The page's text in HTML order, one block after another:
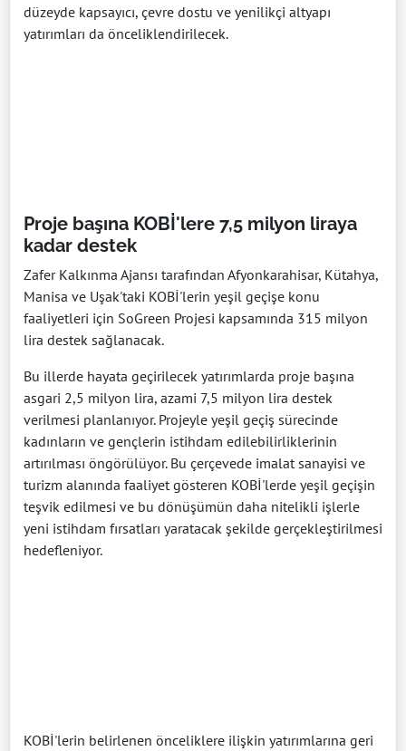
düzeyde kapsayıcı, çevre dostu ve yenilikçi altyapı
yatırımları da önceliklendirilecek.
Proje başına KOBİ'lere 7,5 milyon liraya
kadar destek
Zafer Kalkınma Ajansı tarafından Afyonkarahisar, Kütahya,
Manisa ve Uşak'taki KOBİ'lerin yeşil geçişe konu
faaliyetleri için SoGreen Projesi kapsamında 315 milyon
lira destek sağlanacak.
Bu illerde hayata geçirilecek yatırımlarda proje başına
asgari 2,5 milyon lira, azami 7,5 milyon lira destek
verilmesi planlanıyor. Projeyle yeşil geçiş sürecinde
kadınların ve gençlerin istihdam edilebilirliklerinin
artırılması öngörülüyor. Bu çerçevede imalat sanayisi ve
turizm alanında faaliyet gösteren KOBİ'lerde yeşil geçişin
teşvik edilmesi ve bu dönüşümün daha nitelikli işlerle
yeni istihdam fırsatları yaratacak şekilde gerçekleştirilmesi
hedefleniyor.
KOBİ'lerin belirlenen önceliklere ilişkin yatırımlarına geri